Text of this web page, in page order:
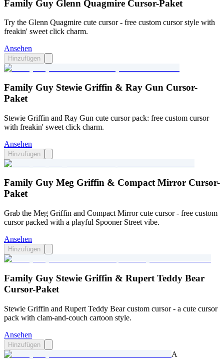
Family Guy Glenn Quagmire Cursor-Paket
Try the Glenn Quagmire cute cursor - free custom cursor style with
freakin' sweet click charm.
Ansehen
Hinzufügen
Family Guy Stewie Griffin & Ray Gun Cursor-
Paket
Stewie Griffin and Ray Gun cute cursor pack: free custom cursor
with freakin' sweet click charm.
Ansehen
Hinzufügen
Family Guy Meg Griffin & Compact Mirror Cursor-
Paket
Grab the Meg Griffin and Compact Mirror cute cursor - free custom
cursor packed with a playful Spooner Street vibe.
Ansehen
Hinzufügen
Family Guy Stewie Griffin & Rupert Teddy Bear
Cursor-Paket
Stewie Griffin and Rupert Teddy Bear custom cursor - a cute cursor
pack with clam-and-couch cartoon style.
Ansehen
Hinzufügen
A